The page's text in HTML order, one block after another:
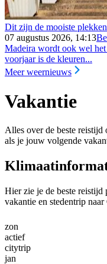
Dit zijn de mooiste
07 augustus 2026, 14:13
Madeira wordt ook wel
voorjaar is de kleuren...
Meer weernieuws
Vakantie
Alles over de beste
als je jouw volgende
Hier zie je de beste reistijd
vakantie en stedentrip naar
zon
actief
citytrip
jan